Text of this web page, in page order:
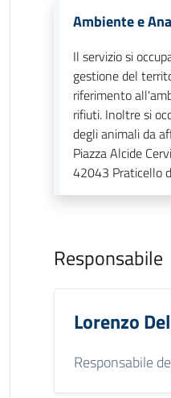
Ambiente e
Il servizio si
gestione del
riferimento
rifiuti. Inoltre si
degli animali da
Piazza Alcide
42043 Praticello
Responsabile
Lorenzo
Responsabile